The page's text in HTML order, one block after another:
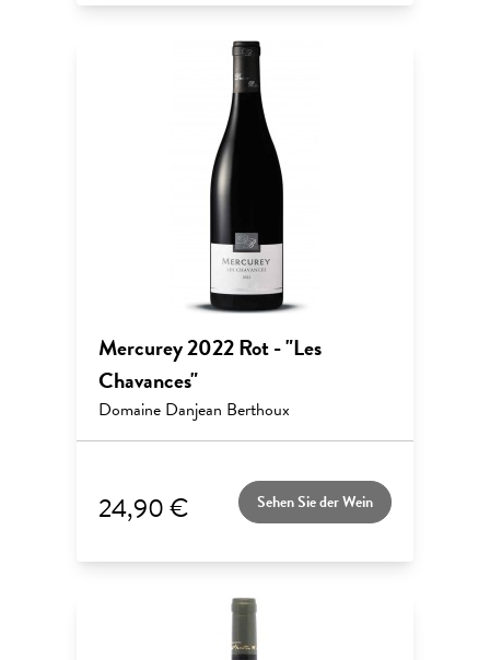
Mercurey 2022 Rot - "Les
Chavances"
Domaine Danjean Berthoux
24,90 € Sehen Sie der Wein